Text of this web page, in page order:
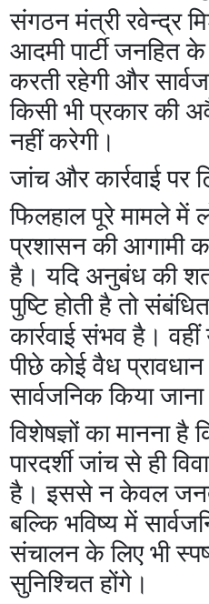
संगठन मंत्री रवेन्द्र
आदमी पार्टी जनहित के
करती रहेगी और
किसी भी प्रकार की
नहीं करेगी।
जांच और कार्रवाई पर
फिलहाल पूरे मामले में
प्रशासन की आगामी
है। यदि अनुबंध की
पुष्टि होती है तो
कार्रवाई संभव है।
पीछे कोई वैध
सार्वजनिक किया
विशेषज्ञों का मानना है
पारदर्शी जांच से ही
है। इससे न केवल
बल्कि भविष्य में
संचालन के लिए भी
सुनिश्चित होंगे।